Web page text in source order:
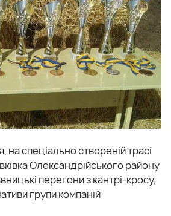
на спеціально створеній трасі
Олександрійського району
перегони з кантрі-кросу,
групи компаній